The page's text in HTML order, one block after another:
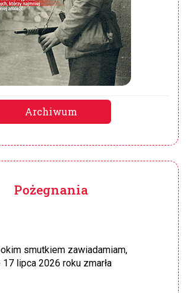
Archiwum
Pożegnania
smutkiem zawiadamiam,
17 lipca 2026 roku zmarła